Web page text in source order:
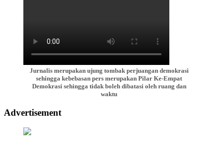
Jurnalis merupakan ujung tombak perjuangan demokrasi
sehingga kebebasan pers merupakan Pilar Ke-Empat
Demokrasi sehingga tidak boleh dibatasi oleh ruang dan
waktu
Advertisement